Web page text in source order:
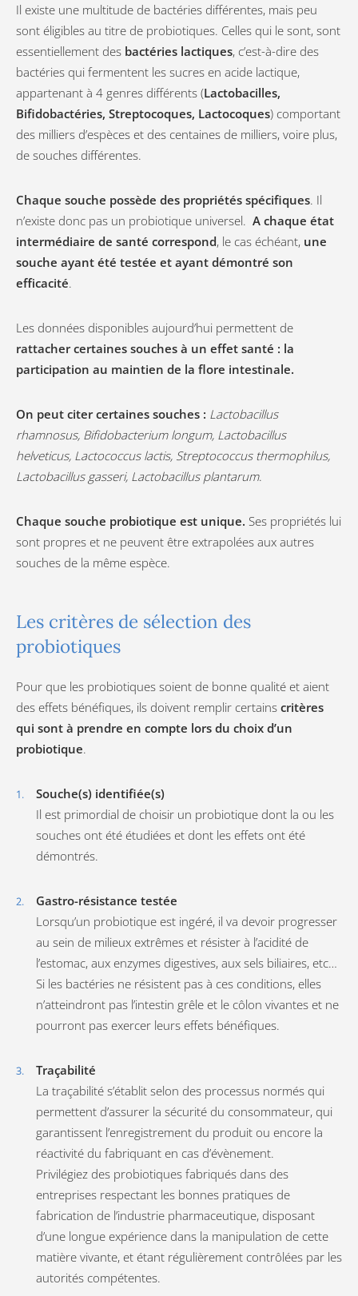
Il existe une multitude de bactéries différentes, mais peu
sont éligibles au titre de probiotiques. Celles qui le sont, sont
essentiellement des bactéries lactiques, c’est-à-dire des
bactéries qui fermentent les sucres en acide lactique,
appartenant à 4 genres différents (Lactobacilles,
Bifidobactéries, Streptocoques, Lactocoques) comportant
des milliers d’espèces et des centaines de milliers, voire plus,
de souches différentes.
Chaque souche possède des propriétés spécifiques. Il
n’existe donc pas un probiotique universel. A chaque état
intermédiaire de santé correspond, le cas échéant, une
souche ayant été testée et ayant démontré son
efficacité.
Les données disponibles aujourd’hui permettent de
rattacher certaines souches à un effet santé : la
participation au maintien de la flore intestinale.
On peut citer certaines souches : Lactobacillus
rhamnosus, Bifidobacterium longum, Lactobacillus
helveticus, Lactococcus lactis, Streptococcus thermophilus,
Lactobacillus gasseri, Lactobacillus plantarum.
Chaque souche probiotique est unique. Ses propriétés lui
sont propres et ne peuvent être extrapolées aux autres
souches de la même espèce.
Les critères de sélection des
probiotiques
Pour que les probiotiques soient de bonne qualité et aient
des effets bénéfiques, ils doivent remplir certains critères
qui sont à prendre en compte lors du choix d’un
probiotique.
Souche(s) identifiée(s)
Il est primordial de choisir un probiotique dont la ou les
souches ont été étudiées et dont les effets ont été
démontrés.
Gastro-résistance testée
Lorsqu’un probiotique est ingéré, il va devoir progresser
au sein de milieux extrêmes et résister à l’acidité de
l’estomac, aux enzymes digestives, aux sels biliaires, etc…
Si les bactéries ne résistent pas à ces conditions, elles
n’atteindront pas l’intestin grêle et le côlon vivantes et ne
pourront pas exercer leurs effets bénéfiques.
Traçabilité
La traçabilité s’établit selon des processus normés qui
permettent d’assurer la sécurité du consommateur, qui
garantissent l’enregistrement du produit ou encore la
réactivité du fabriquant en cas d’évènement.
Privilégiez des probiotiques fabriqués dans des
entreprises respectant les bonnes pratiques de
fabrication de l’industrie pharmaceutique, disposant
d’une longue expérience dans la manipulation de cette
matière vivante, et étant régulièrement contrôlées par les
autorités compétentes.